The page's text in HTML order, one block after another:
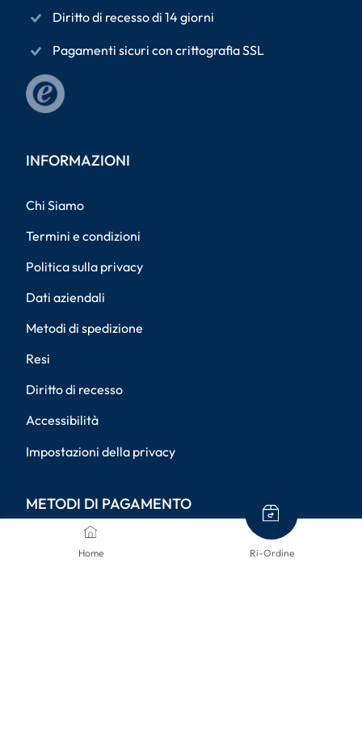
Home Ri-Ordine
Diritto di recesso di 14 giorni
Pagamenti sicuri con crittografia SSL
INFORMAZIONI
Chi Siamo
Termini e condizioni
Politica sulla privacy
Dati aziendali
Metodi di spedizione
Resi
Diritto di recesso
Accessibilità
Impostazioni della privacy
METODI DI PAGAMENTO